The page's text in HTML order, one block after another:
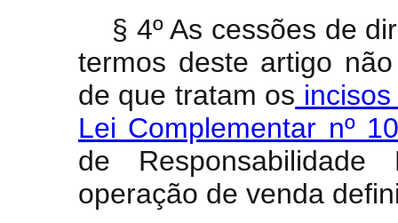
§ 4º As cessões de
termos deste artigo
de que tratam os incisos
Lei Complementar nº
de Responsabilidade
operação de venda